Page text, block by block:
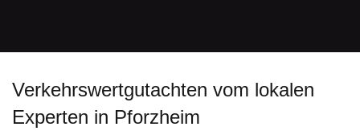
Verkehrswertgutachten vom lokalen
Experten in Pforzheim